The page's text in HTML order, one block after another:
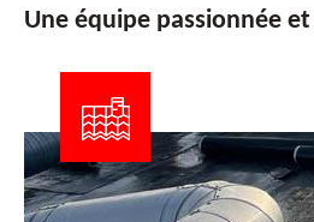
Une équipe passionnée